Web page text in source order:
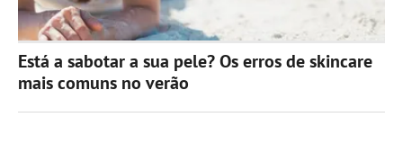
Está a sabotar a sua pele? Os erros de skincare
mais comuns no verão